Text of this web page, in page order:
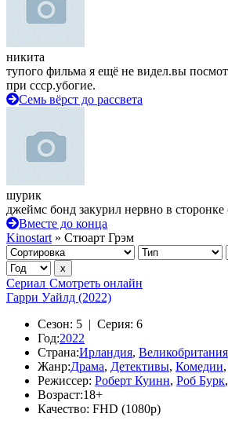
никита
тупого фильма я ещё не видел.вы
при ссср.убогие.
Семь вёрст до рассвета
шурик
джеймс бонд закурил нервно в сторонке
Вместе до конца
Kinostart » Стюарт Грэм
Сериал Смотреть онлайн
Гарри Уайлд (2022)
Сезон: 5 | Серия: 6
Год:2022
Страна:Ирландия, Великобритания
Жанр:Драма, Детективы, Комедии,
Режиссер: Роберт Куинн, Роб Бурк,
Возраст:18+
Качество: FHD (1080p)